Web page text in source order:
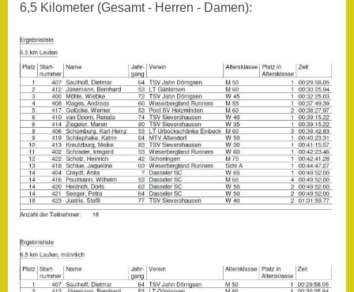
6,5 Kilometer (Gesamt - Herren - Damen):